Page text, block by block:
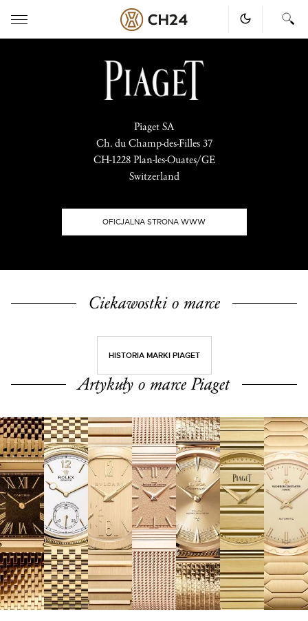
Piaget SA
Ch. du Champ-des-Filles 37
CH-1228 Plan-les-Ouates/GE
Switzerland
OFICJALNA STRONA WWW
Ciekawostki o marce
HISTORIA MARKI PIAGET
Artykuły o marce Piaget